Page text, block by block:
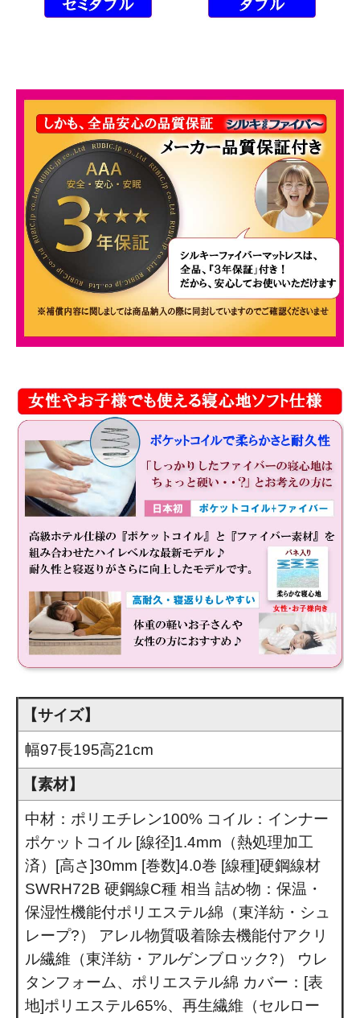
【サイズ】
幅97長195高21cm
【素材】
中材：ポリエチレン100% コイル：インナー
ポケットコイル [線径]1.4mm（熱処理加工
済）[高さ]30mm [巻数]4.0巻 [線種]硬鋼線材
SWRH72B 硬鋼線C種 相当 詰め物：保温・
保湿性機能付ポリエステル綿（東洋紡・シュ
レープ?） アレル物質吸着除去機能付アクリ
ル繊維（東洋紡・アルゲンブロック?） ウレ
タンフォーム、ポリエステル綿 カバー：[表
地]ポリエステル65%、再生繊維（セルロー